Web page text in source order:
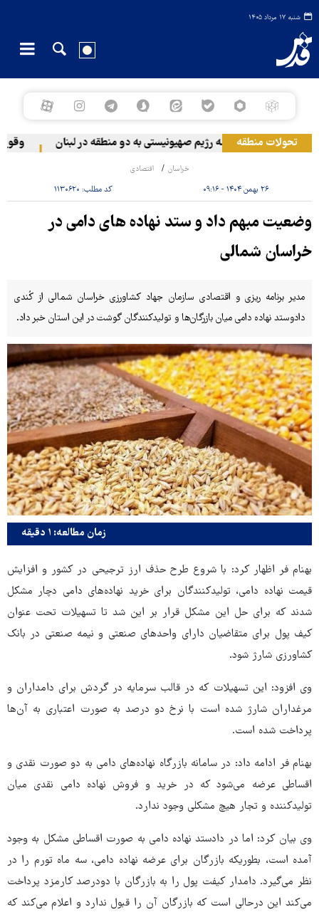
شنبه ۱۷ مرداد ۱۴۰۵
تحولات منطقهحمله رژیم صهیونیستی به دو منطقه در لبنان وقوع
خراسان اقتصادی
۲۶ بهمن ۱۴۰۴ - ۰۹:۱۶ کد مطلب: ۱۱۳۰۶۲۰
وضعیت مبهم داد و ستد نهاده های دامی در
خراسان شمالی
مدیر برنامه ریزی و اقتصادی سازمان جهاد کشاورزی خراسان شمالی از کُندی
دادوستد نهاده دامی میان بازرگان‌ها و تولیدکنندگان گوشت در این استان خبر داد.
زمان مطالعه: ۱ دقیقه
بهنام فر اظهار کرد: با شروع طرح حذف ارز ترجیحی در کشور و افزایش
قیمت نهاده دامی، تولیدکنندگان برای خرید نهاده‌های دامی دچار مشکل
شدند که برای حل این مشکل قرار بر این شد تا تسهیلات تحت عنوان
کیف پول برای متقاضیان دارای واحدهای صنعتی و نیمه صنعتی در بانک
کشاورزی شارژ شود.
وی افزود: این تسهیلات که در قالب سرمایه در گردش برای دامداران و
مرغداران شارژ شده است با نرخ دو درصد به صورت اعتباری به آن‌ها
پرداخت شده است.
بهنام فر ادامه داد: در سامانه بازرگاه نهاده‌های دامی به دو صورت نقدی و
اقساطی عرضه می‌شود که در خرید و فروش نهاده دامی نقدی میان
تولیدکننده و تجار هیچ مشکلی وجود ندارد.
وی بیان کرد: اما در دادستد نهاده دامی به صورت اقساطی مشکل به وجود
آمده است، بطوریکه بازرگان برای عرضه نهاده دامی، سه ماه تورم را در
نظر می‌گیرد. دامدار کیفت پول را به بازرگان با دودرصد کارمزد پرداخت
می‌کند این درحالی است که بازرگان آن را قبول ندارد و اعلام می‌کند که